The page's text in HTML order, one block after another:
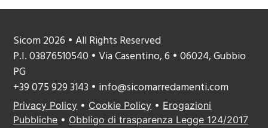
Sicom 2026 • All Rights Reserved
P.I. 03876510540 • Via Casentino, 6 • 06024, Gubbio
PG
+39 075 929 3143 • info@sicomarredamenti.com
Privacy Policy • Cookie Policy • Erogazioni
Pubbliche • Obbligo di trasparenza Legge 124/2017